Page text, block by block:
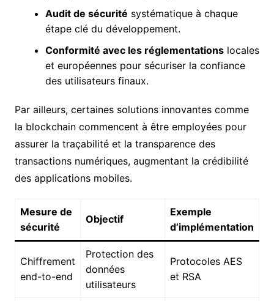
Audit de sécurité systématique à chaque
étape clé du développement.
Conformité avec les réglementationslocales
et européennes pour sécuriser la confiance
des utilisateurs finaux.
Par ailleurs, certaines solutions innovantes comme
la blockchain commencent à être employées pour
assurer la traçabilité et la transparence des
transactions numériques, augmentant la crédibilité
des applications mobiles.
Mesure de
sécurité
Objectif
Exemple
d’implémentation
Chiffrement
end-to-end
Protection des
données
utilisateurs
Protocoles AES
et RSA